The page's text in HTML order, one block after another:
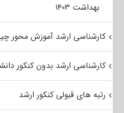
بهداشت ۱۴۰۳
کارشناسی ارشد آموزش محور
کارشناسی ارشد بدون کنکور
رتبه های قبولی کنکور ارشد